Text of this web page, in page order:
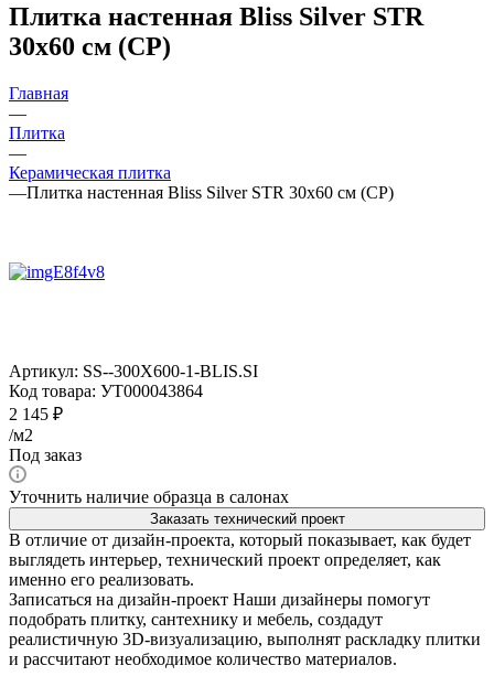
Плитка настенная Bliss Silver STR
30x60 см (CP)
Главная
—
Плитка
—
Керамическая плитка
—Плитка настенная Bliss Silver STR 30x60 см (CP)
Артикул: SS--300X600-1-BLIS.SI
Код товара: УТ000043864
2 145 ₽
/м2
Под заказ
Уточнить наличие образца в салонах
Заказать технический проект
В отличие от дизайн-проекта, который показывает, как будет
выглядеть интерьер, технический проект определяет, как
именно его реализовать.
Записаться на дизайн-проект Наши дизайнеры помогут
подобрать плитку, сантехнику и мебель, создадут
реалистичную 3D-визуализацию, выполнят раскладку плитки
и рассчитают необходимое количество материалов.